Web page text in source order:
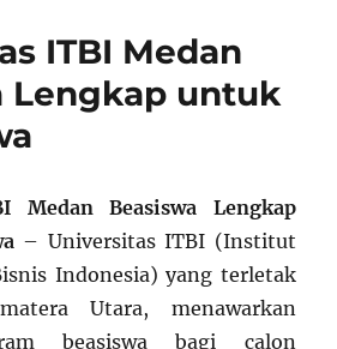
ITBI Medan
Lengkap untuk
Medan Beasiswa Lengkap
– Universitas ITBI (Institut
Indonesia) yang terletak
Utara, menawarkan
beasiswa bagi calon